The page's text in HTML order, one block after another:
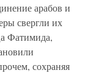
арабов и
свергли их
Фатимида,
сохраняя